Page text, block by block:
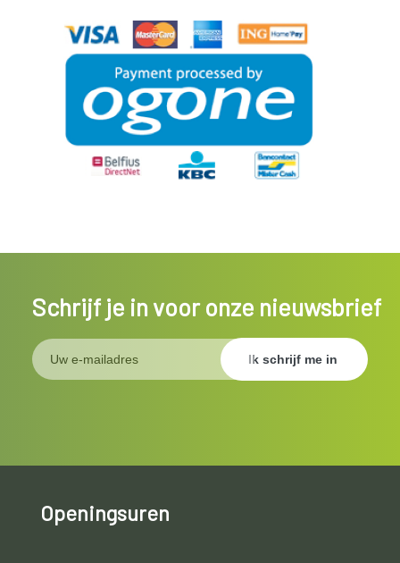
Schrijf je in voor onze nieuwsbrief
Openingsuren